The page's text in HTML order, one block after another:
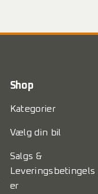
Shop
Kategorier
Vælg din bil
Salgs &
Leveringsbetingels
er